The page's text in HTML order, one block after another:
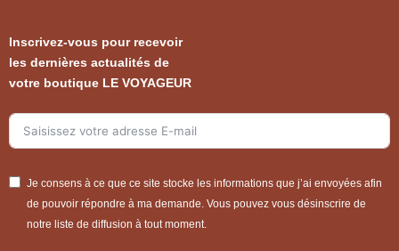
Inscrivez-vous pour recevoir
les dernières actualités de
votre boutique LE VOYAGEUR
Je consens à ce que ce site stocke les informations que j’ai envoyées afin
de pouvoir répondre à ma demande. Vous pouvez vous désinscrire de
notre liste de diffusion à tout moment.